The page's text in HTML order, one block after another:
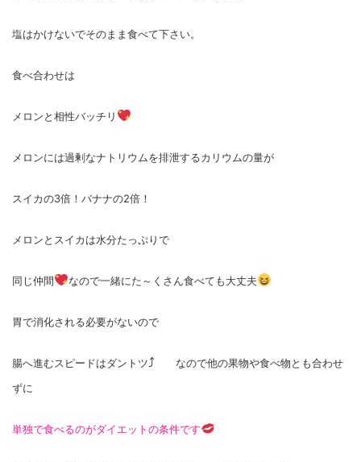
塩はかけないでそのまま食べて下さい。
食べ合わせは
メロンと相性バッチリ
メロンには過剰なナトリウムを排泄するカリウムの量が
スイカの3倍！バナナの2倍！
メロンとスイカは水分たっぷりで
同じ仲間 なので一緒にた～くさん食べても大丈夫
胃で消化される必要がないので
腸へ進むスピードはダントツ⤴ なので他の果物や食べ物とも合わせ
ずに
単独で食べるのがダイエットの条件です